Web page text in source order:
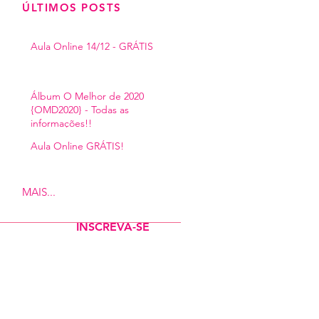
​ÚLTIMOS POSTS
Aula Online 14/12 - GRÁTIS
Álbum O Melhor de 2020
{OMD2020} - Todas as
informações!!
Aula Online GRÁTIS!
INSCREVA-SE
MAIS...